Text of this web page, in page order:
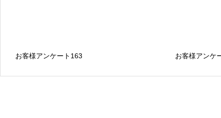
お客様アンケート163 お客様アンケ